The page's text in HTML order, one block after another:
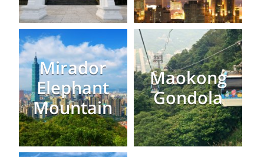
Mirador
Elephant
Mountain
Maokong
Gondola